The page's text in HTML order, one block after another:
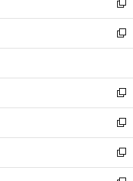
く
で
開
く
ド
ウ
で
開
ィ
ン
ド
ウ
開
く
い
ウ
ィ
ン
ウ
で
開
く
新
し
い
ウ
ン
ド
ウ
で
開
く
新
し
ウ
ィ
ン
ド
ウ
で
開
新
し
い
ウ
ィ
ン
新
し
い
ウ
新
し